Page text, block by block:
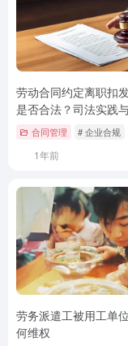
劳动合同约定离职扣
是否合法？司法实践
范指南
合同管理 # 企业合规
1年前
劳务派遣工被用工单
何维权